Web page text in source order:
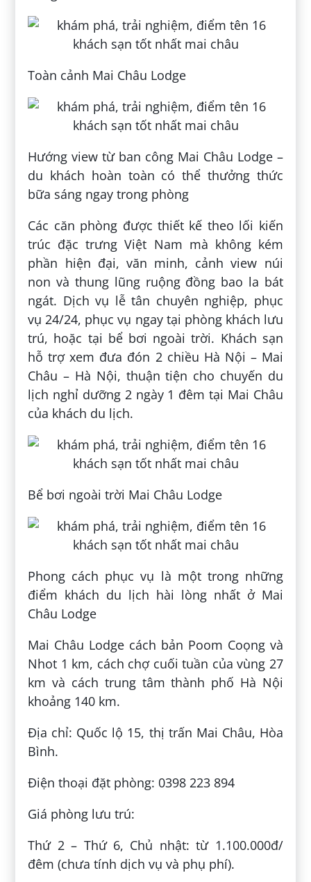
Toàn cảnh Mai Châu Lodge
Hướng view từ ban công Mai Châu Lodge –
du khách hoàn toàn có thể thưởng thức
bữa sáng ngay trong phòng
Các căn phòng được thiết kế theo lối kiến
trúc đặc trưng Việt Nam mà không kém
phần hiện đại, văn minh, cảnh view núi
non và thung lũng ruộng đồng bao la bát
ngát. Dịch vụ lễ tân chuyên nghiệp, phục
vụ 24/24, phục vụ ngay tại phòng khách lưu
trú, hoặc tại bể bơi ngoài trời. Khách sạn
hỗ trợ xem đưa đón 2 chiều Hà Nội – Mai
Châu – Hà Nội, thuận tiện cho chuyến du
lịch nghỉ dưỡng 2 ngày 1 đêm tại Mai Châu
của khách du lịch.
Bể bơi ngoài trời Mai Châu Lodge
Phong cách phục vụ là một trong những
điểm khách du lịch hài lòng nhất ở Mai
Châu Lodge
Mai Châu Lodge cách bản Poom Coọng và
Nhot 1 km, cách chợ cuối tuần của vùng 27
km và cách trung tâm thành phố Hà Nội
khoảng 140 km.
Địa chỉ: Quốc lộ 15, thị trấn Mai Châu, Hòa
Bình.
Điện thoại đặt phòng: 0398 223 894
Giá phòng lưu trú:
Thứ 2 – Thứ 6, Chủ nhật: từ 1.100.000đ/
đêm (chưa tính dịch vụ và phụ phí).